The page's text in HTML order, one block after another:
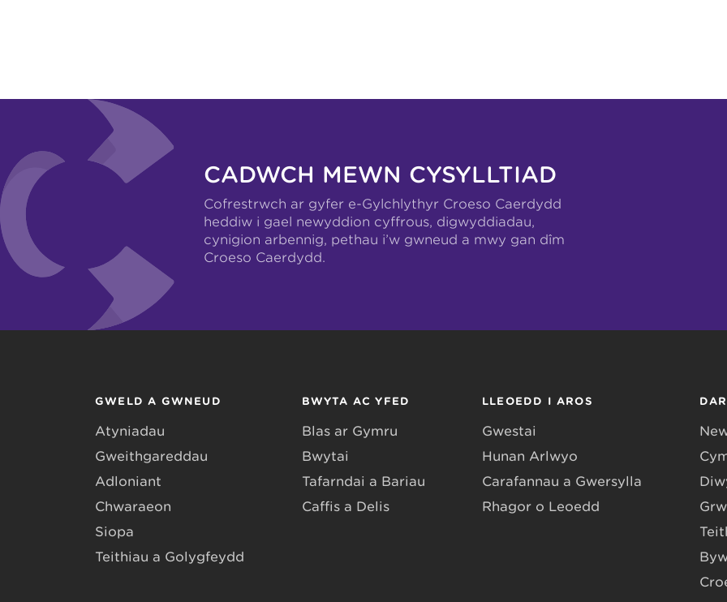
CADWCH MEWN CYSYLLTIAD
Cofrestrwch ar gyfer e-Gylchlythyr Croeso Caerdydd
heddiw i gael newyddion cyffrous, digwyddiadau,
cynigion arbennig, pethau i’w gwneud a mwy gan dîm
Croeso Caerdydd.
GWELD A GWNEUD
Atyniadau
Gweithgareddau
Adloniant
Chwaraeon
Siopa
Teithiau a Golygfeydd
BWYTA AC YFED
Blas ar Gymru
Bwytai
Tafarndai a Bariau
Caffis a Delis
LLEOEDD I AROS
Gwestai
Hunan Arlwyo
Carafannau a Gwersylla
Rhagor o Leoedd